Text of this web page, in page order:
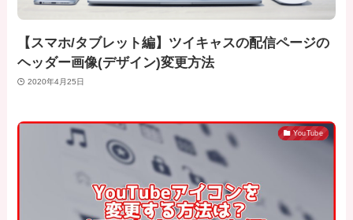
【スマホ/タブレット編】ツイキャスの配信ページの
ヘッダー画像(デザイン)変更方法
2020年4月25日
YouTube